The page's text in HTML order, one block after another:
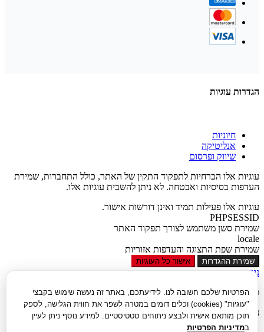
הפרטיות שלכם חשובה לנו. לידיעתכם, באתר זה נעשה שימוש בקבצי
"עוגיות" (cookies) וכלים דומים במטרה לשפר את חווית הגלישה, לספק
תוכן מותאם אישית ולבצע ניתוחים סטטיסטיים. למידע נוסף ניתן לעיין
במדיניות הפרטיות
הגדרות עוגיות
חיוניות
אנליטיקה
שיווק ופרסום
עוגיות אלו הכרחיות לתפקוד התקין של האתר, כולל התחברות, שמירת
העדפות בסיסיות ואבטחה. לא ניתן להשבית עוגיות אלו.
עוגיות אלו פעילות תמיד ואינן דורשות אישור.
PHPSESSID
שמירת סשן משתמש לצורך תפקוד האתר
locale
שמירת שפת התצוגה והעדפות אזוריות
שמירת ההגדרות אישור כל העוגיות
נגישות
סגור
נגישות